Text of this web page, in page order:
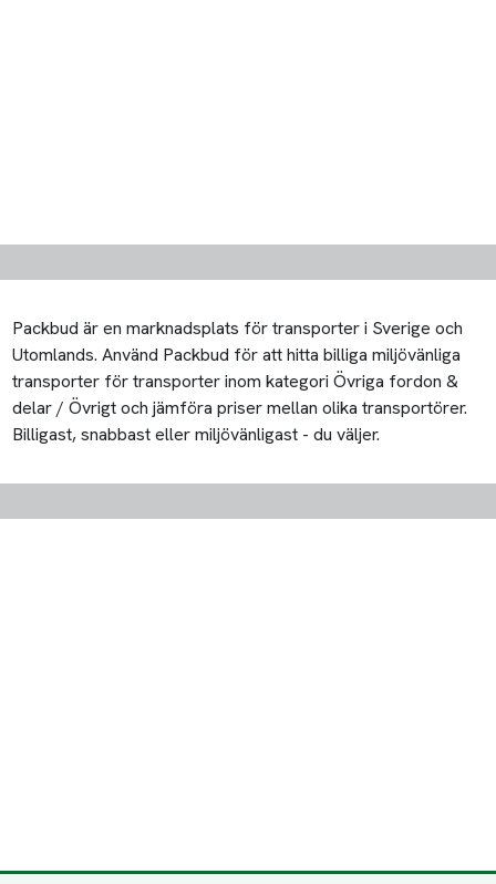
Packbud är en marknadsplats för transporter i Sverige och
Utomlands. Använd Packbud för att hitta billiga miljövänliga
transporter för transporter inom kategori Övriga fordon &
delar / Övrigt och jämföra priser mellan olika transportörer.
Billigast, snabbast eller miljövänligast - du väljer.